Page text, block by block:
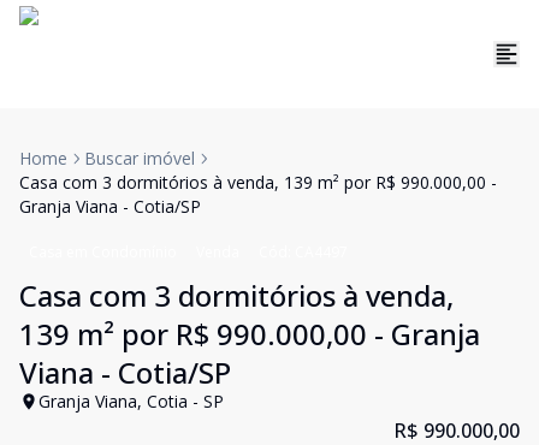
Home
Buscar imóvel
Casa com 3 dormitórios à venda, 139 m² por R$ 990.000,00 -
Granja Viana - Cotia/SP
Casa com 3 dormitórios à venda,
139 m² por R$ 990.000,00 - Granja
Viana - Cotia/SP
Granja Viana, Cotia - SP
R$ 990.000,00